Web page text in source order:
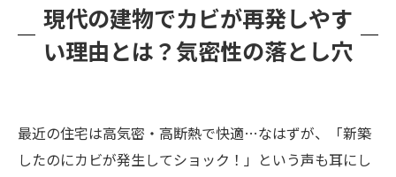
現代の建物でカビが再発しやす
い理由とは？気密性の落とし穴
最近の住宅は高気密・高断熱で快適…なはずが、「新築
したのにカビが発生してショック！」という声も耳にし